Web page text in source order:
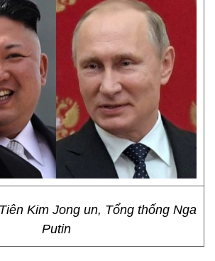
Kim Jong un, Tổng thống Nga
Putin